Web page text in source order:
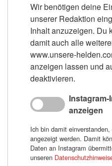
Wir benötigen deine
unserer Redaktion
Inhalt anzuzeigen. Du
damit auch alle
www.unsere-
anzeigen lassen und
deaktivieren.
Instagram-
anzeigen
Ich bin damit
angezeigt werden. Damit
Daten an Instagram
unseren